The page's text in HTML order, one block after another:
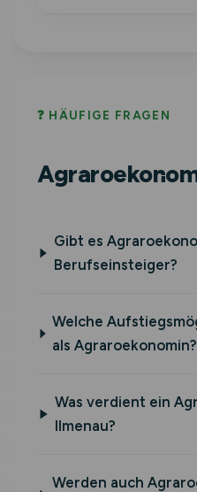
❓ HÄUFIGE FRAGEN
Gibt es
Berufseinsteiger?
Welche
als Agraroekonomin?
Was verdient ein
Ilmenau?
Werden auch